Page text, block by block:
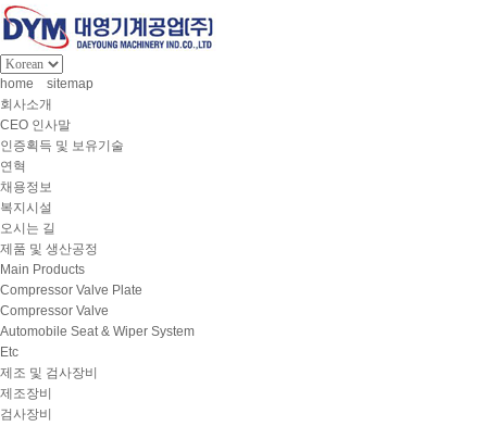
home
sitemap
회사소개
CEO 인사말
인증획득 및 보유기술
연혁
채용정보
복지시설
오시는 길
제품 및 생산공정
Main Products
Compressor Valve Plate
Compressor Valve
Automobile Seat & Wiper System
Etc
제조 및 검사장비
제조장비
검사장비